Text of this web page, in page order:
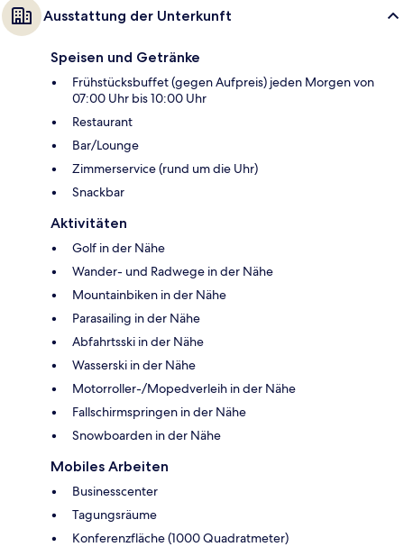
Ausstattung der Unterkunft
Speisen und Getränke
Frühstücksbuffet (gegen Aufpreis) jeden Morgen von
07:00 Uhr bis 10:00 Uhr
Restaurant
Bar/Lounge
Zimmerservice (rund um die Uhr)
Snackbar
Aktivitäten
Golf in der Nähe
Wander- und Radwege in der Nähe
Mountainbiken in der Nähe
Parasailing in der Nähe
Abfahrtsski in der Nähe
Wasserski in der Nähe
Motorroller-/Mopedverleih in der Nähe
Fallschirmspringen in der Nähe
Snowboarden in der Nähe
Mobiles Arbeiten
Businesscenter
Tagungsräume
Konferenzfläche (1000 Quadratmeter)